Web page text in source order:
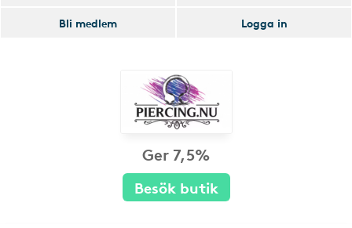
Bli medlem
Logga in
Ger 7,5%
Besök butik